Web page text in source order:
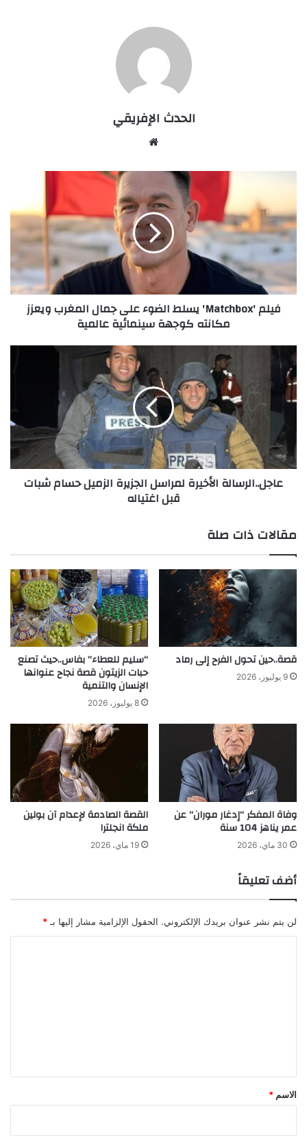
الحدث الإفريقي
الضوء
على
جمال
المغرب
ويعزز
مكانته
كوجهة
فيلم 'Matchbox' يسلط الضوء على جمال المغرب ويعزز
مكانته كوجهة سينمائية عالمية
عاجل..الرسالة
الأخيرة
لمراسل
الجزيرة
الزميل
شبات
قبل
اغتياله
عاجل..الرسالة الأخيرة لمراسل الجزيرة الزميل ‎حسام شبات
قبل اغتياله
مقالات ذات صلة
قصة..حين تحول الفرح إلى رماد
9 يوليوز، 2026
“سليم للعطاء” بفاس..حيث تصنع
حبات الزيتون قصة نجاح عنوانها
الإنسان والتنمية
8 يوليوز، 2026
وفاة المفكر “إدغار موران” عن
عمر يناهز 104 سنة
30 ماي، 2026
القصة الصادمة لإعدام آن بولين
ملكة انجلترا
19 ماي، 2026
أضف تعليقاً
لن يتم نشر عنوان بريدك الإلكتروني. الحقول الإلزامية مشار إليها بـ *
*
الاسم *